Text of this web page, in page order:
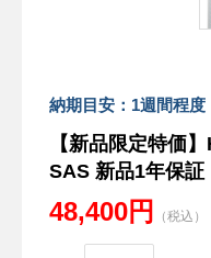
納期目安：1週間程
【新品限定特価
SAS 新品1年保証
48,400円 （税込）